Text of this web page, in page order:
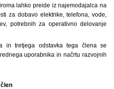
lahko preide iz najemodajalca na
za dobavo elektrike, telefona, vode,
potrebnih za operativno delovanje
in tretjega odstavka tega člena se
uporabnika in načrtu razvojnih